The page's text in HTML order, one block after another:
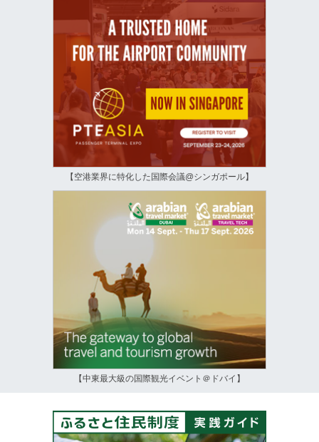
【空港業界に特化した国際会議@シンガポール】
【中東最大級の国際観光イベント＠ドバイ】